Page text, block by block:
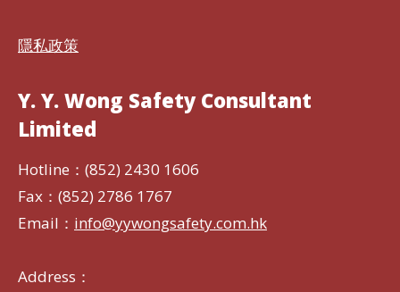
隱私政策
Y. Y. Wong Safety Consultant
Limited
Hotline：(852) 2430 1606
Fax：(852) 2786 1767
Email： info@yywongsafety.com.hk
Address：